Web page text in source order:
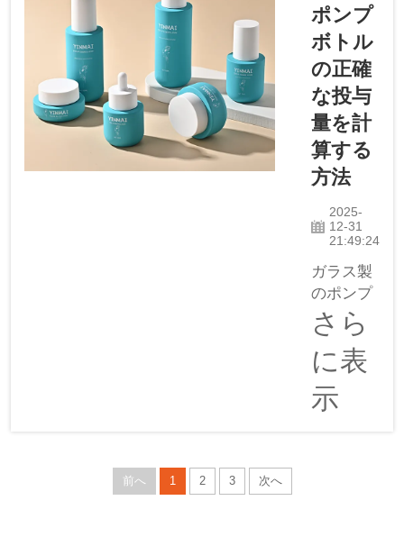
ルにも採
用されて
います。
この洗練
されたモ
ダンな外
観は多く
の顧客が
求めるも
のであ
り、その
理由も十
分にあり
ます。
Yinmaiは
品質を誇
りとする
企業で
す…
ポンプ
ボトル
の正確
な投与
量を計
算する
方法
2025-
12-31
21:49:24
ガラス製
のポンプ
ボトルか
らどのく
らいの量
のローシ
ョンが出
さら
に表
示
前へ 1 2 3 次へ